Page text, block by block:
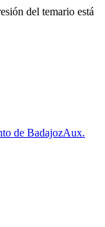
del temario está
de BadajozAux.